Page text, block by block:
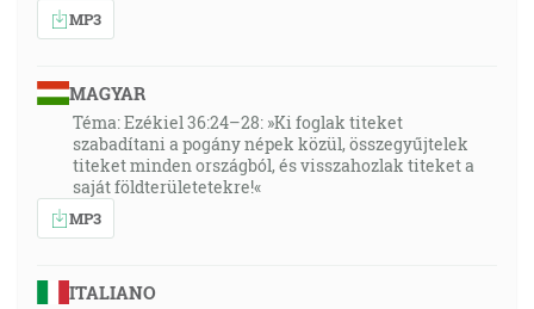
MP3
MAGYAR
Téma: Ezékiel 36:24–28: »Ki foglak titeket
szabadítani a pogány népek közül, összegyűjtelek
titeket minden országból, és visszahozlak titeket a
saját földterületetekre!«
MP3
ITALIANO